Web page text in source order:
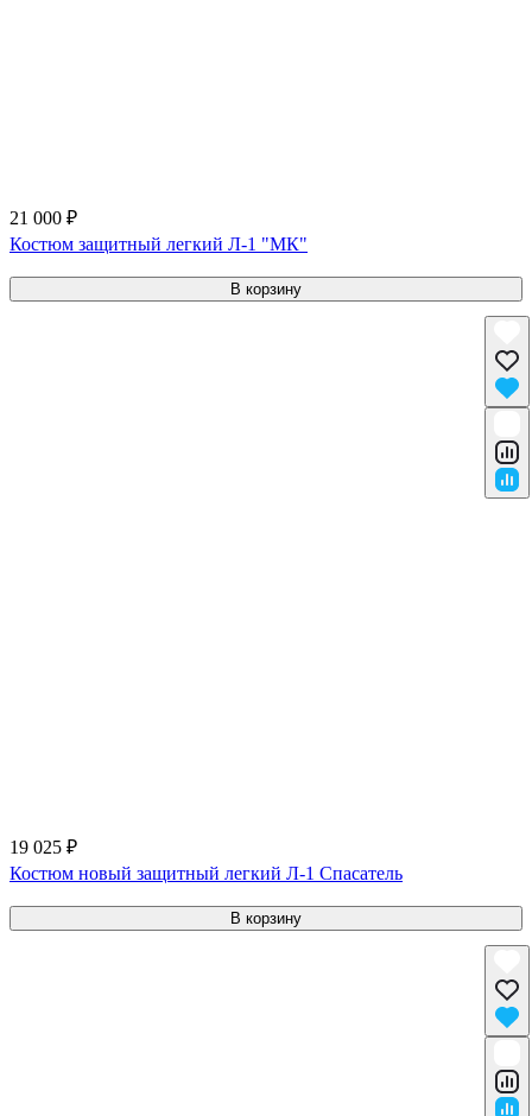
21 000 ₽
Костюм защитный легкий Л-1 "МК"
В корзину
19 025 ₽
Костюм новый защитный легкий Л-1 Спасатель
В корзину